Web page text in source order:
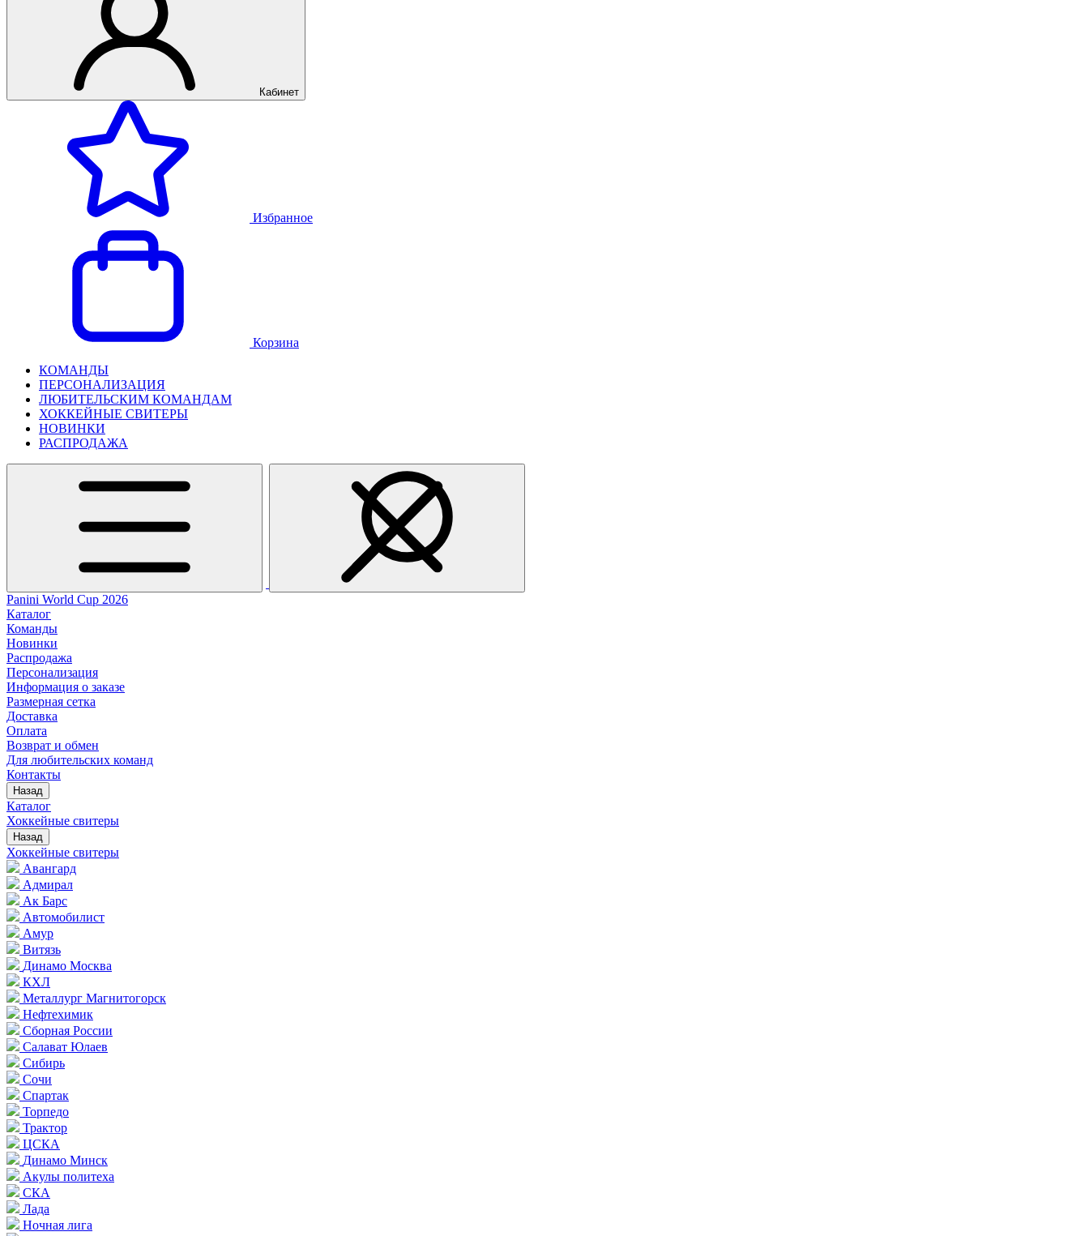
Кабинет
Избранное
Корзина
КОМАНДЫ
ПЕРСОНАЛИЗАЦИЯ
ЛЮБИТЕЛЬСКИМ КОМАНДАМ
ХОККЕЙНЫЕ СВИТЕРЫ
НОВИНКИ
РАСПРОДАЖА
Panini World Cup 2026
Каталог
Команды
Новинки
Распродажа
Персонализация
Информация о заказе
Размерная сетка
Доставка
Оплата
Возврат и обмен
Для любительских команд
Контакты
Назад
Каталог
Хоккейные свитеры
Назад
Хоккейные свитеры
Авангард
Адмирал
Ак Барс
Автомобилист
Амур
Витязь
Динамо Москва
КХЛ
Металлург Магнитогорск
Нефтехимик
Сборная России
Салават Юлаев
Сибирь
Сочи
Спартак
Торпедо
Трактор
ЦСКА
Динамо Минск
Акулы политеха
СКА
Лада
Ночная лига